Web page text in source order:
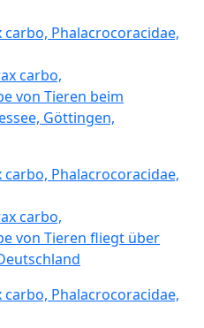
Phalacrocoracidae,
Phalacrocoracidae,
Phalacrocoracidae,